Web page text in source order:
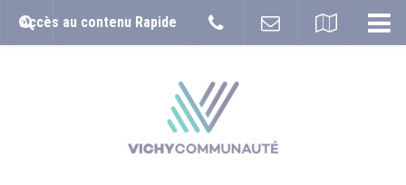
Accès au contenu Rapide